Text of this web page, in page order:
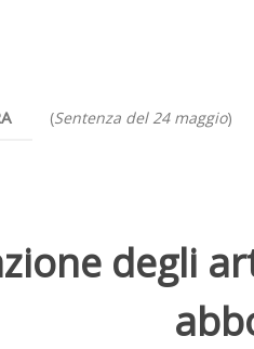
(Sentenza del 24 maggio)
degli